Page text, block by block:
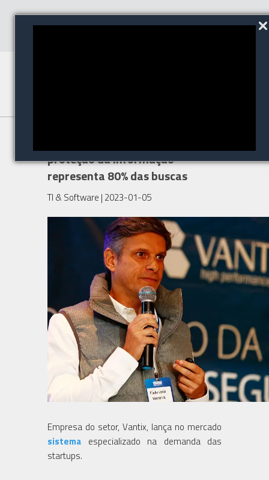
proteção da informação
representa 80% das buscas
TI & Software | 2023-01-05
Empresa do setor, Vantix, lança no mercado
sistema especializado na demanda das
startups.